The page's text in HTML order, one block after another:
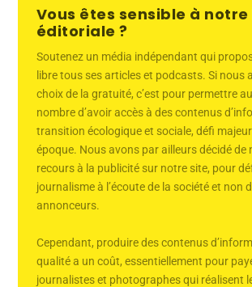
Vous êtes sensible à
éditoriale ?
Soutenez un média indépendant qui
libre tous ses articles et podcasts. Si nous
choix de la gratuité, c’est pour permettre
nombre d’avoir accès à des contenus
transition écologique et sociale, défi
époque. Nous avons par ailleurs décidé de
recours à la publicité sur notre site, pour
journalisme à l’écoute de la société et non
annonceurs.
Cependant, produire des contenus
qualité a un coût, essentiellement pour
journalistes et photographes qui réalisent